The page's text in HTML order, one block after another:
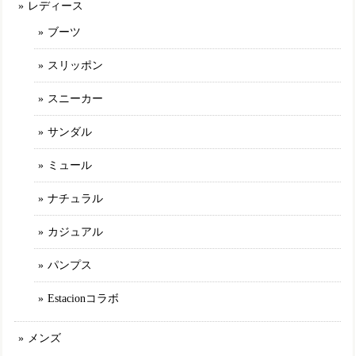
最初に選んだ商品が品切れになっていたのですがショップの
方から丁寧な説明や謝罪が有り、商品を選び直しました。 と
ても可愛く履き心地の良いものでした。このブランドは決し
て安くはないですが履いてみると他のところにはない満足感
が有ります。 また、お気に入りが有れば購入させて頂きたい
と思います。
TGE592【ﾚﾃﾞｨｰｽ/受注生産可】MOOMIN×Estacion～エスタシオン～・リトルミイモチーフ本革パンプス
レディース
ブーツ
スリッポン
スニーカー
サンダル
ミュール
ナチュラル
カジュアル
パンプス
Estacionコラボ
メンズ